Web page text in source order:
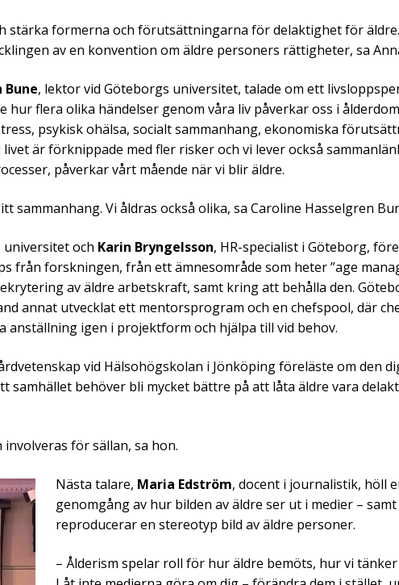
stärka formerna och förutsättningarna för delaktighet för
av en konvention om äldre personers rättigheter, sa
Bune, lektor vid Göteborgs universitet, talade om ett
hur flera olika händelser genom våra liv påverkar oss i
psykisk ohälsa, socialt sammanhang, ekonomiska
är förknippade med fler risker och vi lever också
påverkar vårt mående när vi blir äldre.
sammanhang. Vi åldras också olika, sa Caroline Hasselgren
universitet och Karin Bryngelsson, HR-specialist i Göteborg,
från forskningen, från ett ämnesområde som heter ”age
av äldre arbetskraft, samt kring att behålla den.
annat utvecklat ett mentorsprogram och en chefspool, där
anställning igen i projektform och hjälpa till vid behov.
vid Hälsohögskolan i Jönköping föreläste om den
samhället behöver bli mycket bättre på att låta äldre vara
för sällan, sa hon.
Nästa talare, Maria Edström, docent i journalistik, höll
genomgång av hur bilden av äldre ser ut i medier –
reproducerar en stereotyp bild av äldre personer.
– Ålderism spelar roll för hur äldre bemöts, hur vi